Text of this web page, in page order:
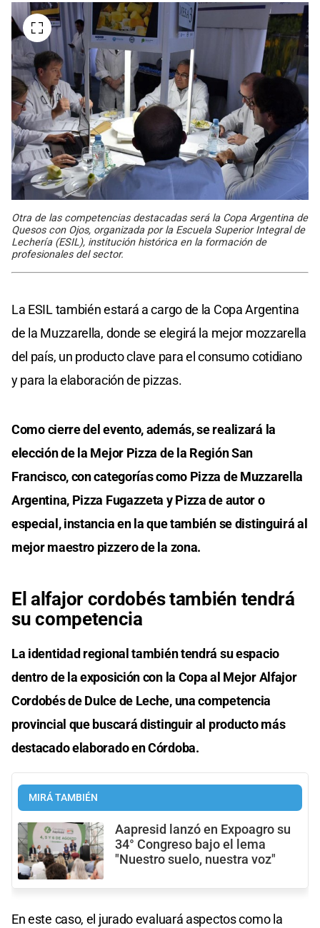
Otra de las competencias destacadas será la Copa Argentina de
Quesos con Ojos, organizada por la Escuela Superior Integral de
Lechería (ESIL), institución histórica en la formación de
profesionales del sector.
La ESIL también estará a cargo de la Copa Argentina
de la Muzzarella, donde se elegirá la mejor mozzarella
del país, un producto clave para el consumo cotidiano
y para la elaboración de pizzas.
Como cierre del evento, además, se realizará la
elección de la Mejor Pizza de la Región San
Francisco, con categorías como Pizza de Muzzarella
Argentina, Pizza Fugazzeta y Pizza de autor o
especial, instancia en la que también se distinguirá al
mejor maestro pizzero de la zona.
El alfajor cordobés también tendrá
su competencia
La identidad regional también tendrá su espacio
dentro de la exposición con la Copa al Mejor Alfajor
Cordobés de Dulce de Leche, una competencia
provincial que buscará distinguir al producto más
destacado elaborado en Córdoba.
MIRÁ TAMBIÉN
Aapresid lanzó en Expoagro su
34° Congreso bajo el lema
"Nuestro suelo, nuestra voz"
En este caso, el jurado evaluará aspectos como la